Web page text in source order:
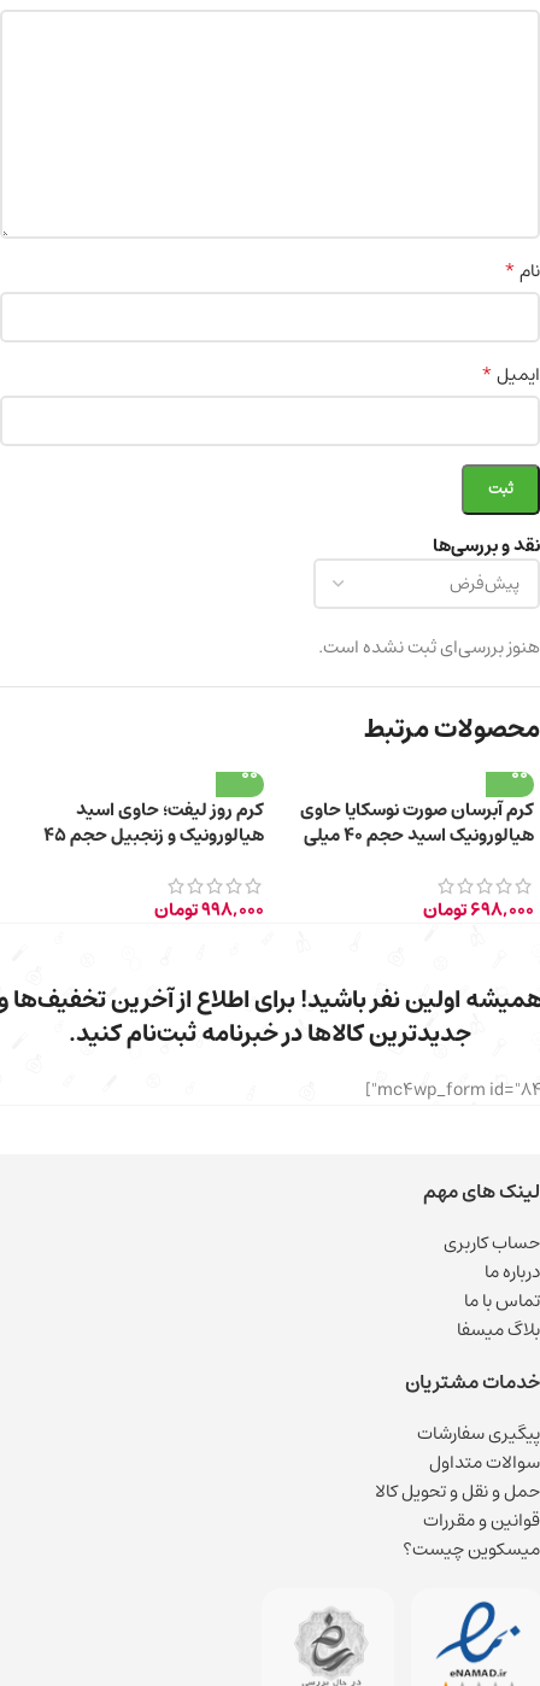
نقد و بررسی‌ها
هنوز بررسی‌ای ثبت نشده است.
نام*
ایمیل*
محصولات مرتبط
کرم آبرسان صورت نوسکایا حاوی
هیالورونیک اسید حجم 40 میلی
698,000تومان
کرم روز لیفت؛ حاوی اسید
هیالورونیک و زنجبیل حجم 45
998,000تومان
اولین نفر باشید! برای اطلاع از آخرین تخفیف‌ها
جدیدترین کالاها در خبرنامه ثبت‌نام کنید.
لینک های مهم
حساب کاربری
درباره ما
تماس با ما
بلاگ میسفا
خدمات مشتریان
پیگیری سفارشات
سوالات متداول
حمل و نقل و تحویل کالا
قوانین و مقررات
میسکوین چیست؟